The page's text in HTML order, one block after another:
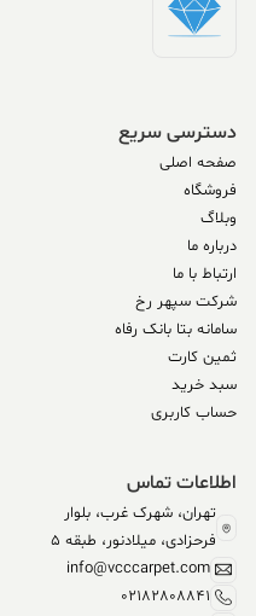
دسترسی سریع
صفحه اصلی
فروشگاه
وبلاگ
درباره ما
ارتباط با ما
شرکت سپهر رخ
سامانه بتا بانک رفاه
ثمین کارت
سبد خرید
حساب کاربری
اطلاعات تماس
تهران، شهرک غرب، بلوار
فرحزادی، میلادنور، طبقه 5
info@vcccarpet.com
02182808841